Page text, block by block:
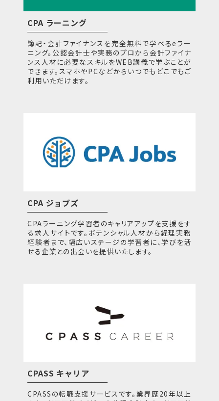
CPA ラーニング
簿記・会計ファイナンスを完全無料で学べるeラー
ニング。公認会計士や実務のプロから会計ファイナ
ンス人材に必要なスキルをWEB講義で学ぶことが
できます。スマホやPCなどからいつでもどこでもご
利用いただけます。
CPA ジョブズ
CPAラーニング学習者のキャリアアップを支援をす
る求人サイトです。ポテンシャル人材から経理実務
経験者まで、幅広いステージの学習者に、学びを活
せる企業との出会いを提供いたします。
CPASS キャリア
CPASSの転職支援サービスです。業界歴20年以上